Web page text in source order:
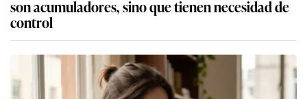
son acumuladores, sino que tienen necesidad de
control